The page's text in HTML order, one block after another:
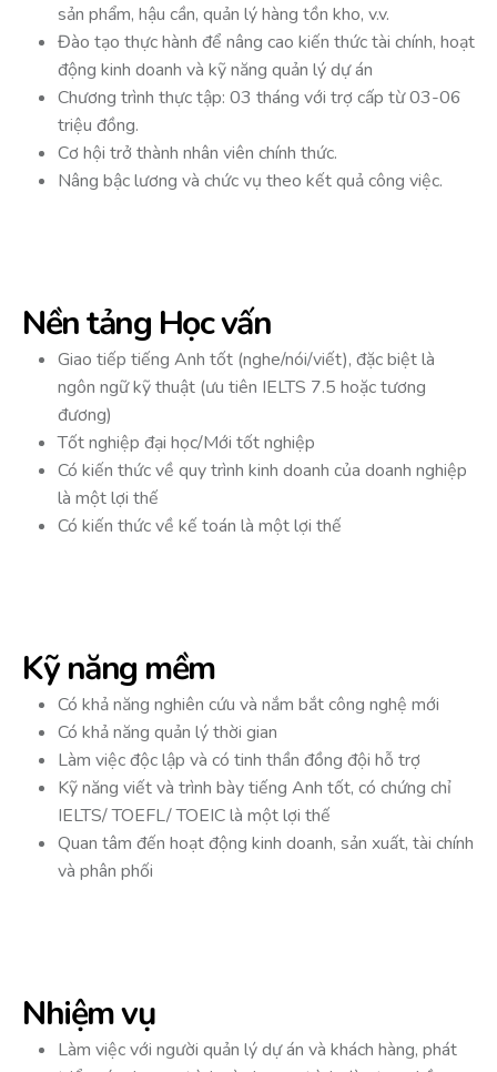
sản phẩm, hậu cần, quản lý hàng tồn kho, v.v.
Đào tạo thực hành để nâng cao kiến ​​thức tài chính, hoạt
động kinh doanh và kỹ năng quản lý dự án
Chương trình thực tập: 03 tháng với trợ cấp từ 03-06
triệu đồng.
Cơ hội trở thành nhân viên chính thức.
Nâng bậc lương và chức vụ theo kết quả công việc.
Nền tảng Học vấn
Giao tiếp tiếng Anh tốt (nghe/nói/viết), đặc biệt là
ngôn ngữ kỹ thuật (ưu tiên IELTS 7.5 hoặc tương
đương)
Tốt nghiệp đại học/Mới tốt nghiệp
Có kiến thức về quy trình kinh doanh của doanh nghiệp
là một lợi thế
Có kiến thức về kế toán là một lợi thế
Kỹ năng mềm
Có khả năng nghiên cứu và nắm bắt công nghệ mới
Có khả năng quản lý thời gian
Làm việc độc lập và có tinh thần đồng đội hỗ trợ
Kỹ năng viết và trình bày tiếng Anh tốt, có chứng chỉ
IELTS/ TOEFL/ TOEIC là một lợi thế
Quan tâm đến hoạt động kinh doanh, sản xuất, tài chính
và phân phối
Nhiệm vụ
Làm việc với người quản lý dự án và khách hàng, phát